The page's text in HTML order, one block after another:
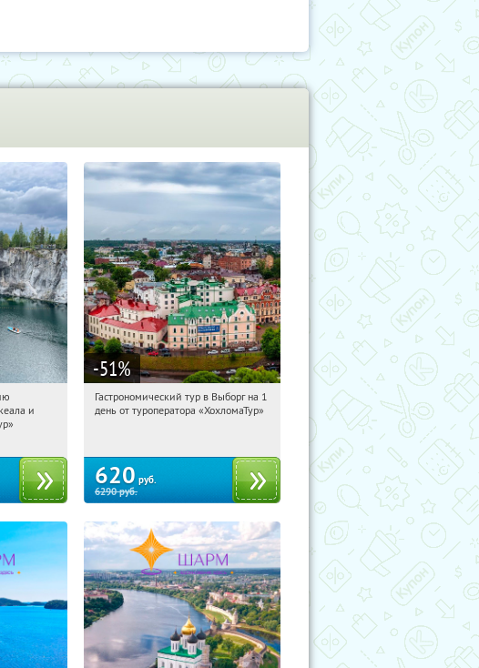
Купили:
и
-51%
07:02:24 Купили:5
Гастрономический тур в Выборг на 1
день от туроператора «ХохломаТур»
620 руб.
6290руб.